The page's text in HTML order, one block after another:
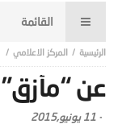
المركز الاعلامي
عن
- 11 يونيو,2015